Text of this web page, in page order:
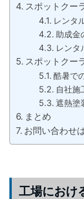
スポットクー
レンタ
助成金
レンタ
スポットクー
酷暑で
自社施
遮熱塗
まとめ
お問い合わせ
工場におけ